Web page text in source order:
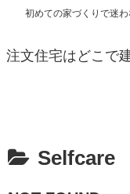
初めての家づくりで迷
注文住宅はどこで
Selfcare